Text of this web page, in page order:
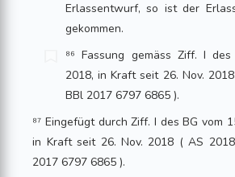
Erlassentwurf, so ist der
gekommen.
⁸⁶ Fassung gemäss Ziff. I
2018, in Kraft seit 26. Nov.
BBl 2017 6797 6865 ).
⁸⁷ Eingefügt durch Ziff. I des BG vom
in Kraft seit 26. Nov. 2018 ( AS
2017 6797 6865 ).